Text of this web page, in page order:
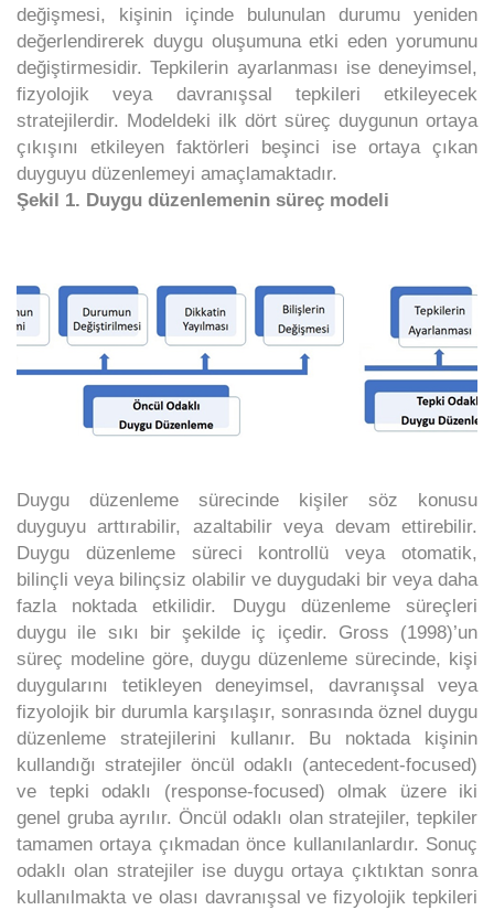
değişmesi, kişinin içinde bulunulan durumu yeniden
değerlendirerek duygu oluşumuna etki eden yorumunu
değiştirmesidir. Tepkilerin ayarlanması ise deneyimsel,
fizyolojik veya davranışsal tepkileri etkileyecek
stratejilerdir. Modeldeki ilk dört süreç duygunun ortaya
çıkışını etkileyen faktörleri beşinci ise ortaya çıkan
duyguyu düzenlemeyi amaçlamaktadır.
Şekil 1. Duygu düzenlemenin süreç modeli
Duygu düzenleme sürecinde kişiler söz konusu
duyguyu arttırabilir, azaltabilir veya devam ettirebilir.
Duygu düzenleme süreci kontrollü veya otomatik,
bilinçli veya bilinçsiz olabilir ve duygudaki bir veya daha
fazla noktada etkilidir. Duygu düzenleme süreçleri
duygu ile sıkı bir şekilde iç içedir. Gross (1998)’un
süreç modeline göre, duygu düzenleme sürecinde, kişi
duygularını tetikleyen deneyimsel, davranışsal veya
fizyolojik bir durumla karşılaşır, sonrasında öznel duygu
düzenleme stratejilerini kullanır. Bu noktada kişinin
kullandığı stratejiler öncül odaklı (antecedent-focused)
ve tepki odaklı (response-focused) olmak üzere iki
genel gruba ayrılır. Öncül odaklı olan stratejiler, tepkiler
tamamen ortaya çıkmadan önce kullanılanlardır. Sonuç
odaklı olan stratejiler ise duygu ortaya çıktıktan sonra
kullanılmakta ve olası davranışsal ve fizyolojik tepkileri